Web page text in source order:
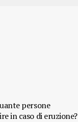
persone
in caso di eruzione?